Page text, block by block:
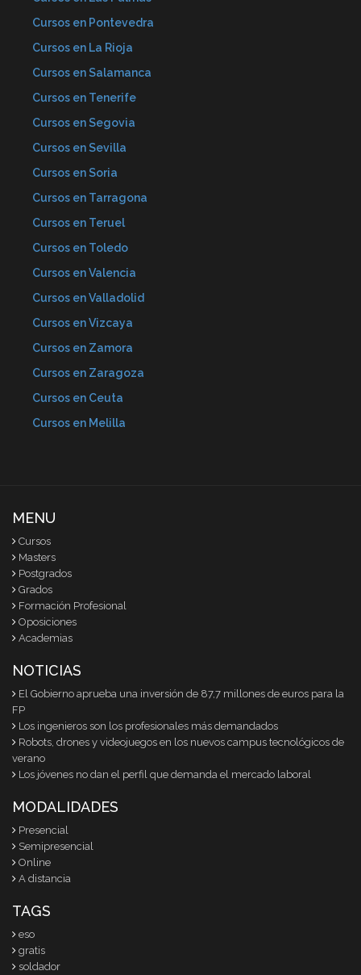
Cursos en Pontevedra
Cursos en La Rioja
Cursos en Salamanca
Cursos en Tenerife
Cursos en Segovia
Cursos en Sevilla
Cursos en Soria
Cursos en Tarragona
Cursos en Teruel
Cursos en Toledo
Cursos en Valencia
Cursos en Valladolid
Cursos en Vizcaya
Cursos en Zamora
Cursos en Zaragoza
Cursos en Ceuta
Cursos en Melilla
MENU
Cursos
Masters
Postgrados
Grados
Formación Profesional
Oposiciones
Academias
NOTICIAS
El Gobierno aprueba una inversión de 87,7 millones de euros para la
FP
Los ingenieros son los profesionales más demandados
Robots, drones y videojuegos en los nuevos campus tecnológicos de
verano
Los jóvenes no dan el perfil que demanda el mercado laboral
MODALIDADES
Presencial
Semipresencial
Online
A distancia
TAGS
eso
gratis
soldador